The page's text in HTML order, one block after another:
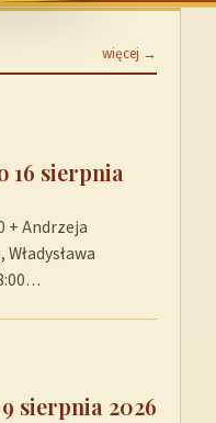
więcej →
16 sierpnia
+ Andrzeja
sierpnia 2026